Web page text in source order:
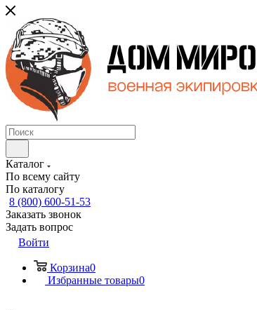
Каталог
По всему сайту
По каталогу
8 (800) 600-51-53
Заказать звонок
Задать вопрос
Войти
Корзина0
Избранные товары0